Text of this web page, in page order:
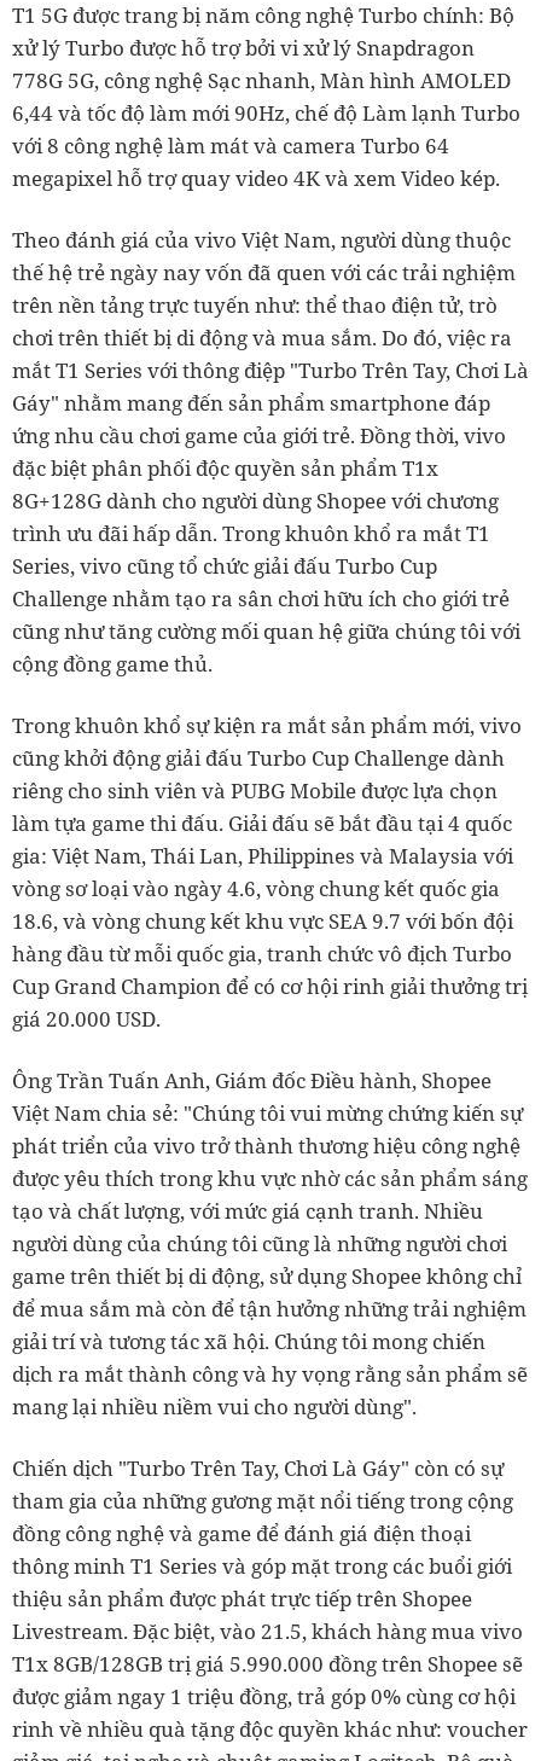
T1 5G được trang bị năm công nghệ Turbo chính: Bộ
xử lý Turbo được hỗ trợ bởi vi xử lý Snapdragon
778G 5G, công nghệ Sạc nhanh, Màn hình AMOLED
6,44 và tốc độ làm mới 90Hz, chế độ Làm lạnh Turbo
với 8 công nghệ làm mát và camera Turbo 64
megapixel hỗ trợ quay video 4K và xem Video kép.
Theo đánh giá của vivo Việt Nam, người dùng thuộc
thế hệ trẻ ngày nay vốn đã quen với các trải nghiệm
trên nền tảng trực tuyến như: thể thao điện tử, trò
chơi trên thiết bị di động và mua sắm. Do đó, việc ra
mắt T1 Series với thông điệp "Turbo Trên Tay, Chơi Là
Gáy" nhằm mang đến sản phẩm smartphone đáp
ứng nhu cầu chơi game của giới trẻ. Đồng thời, vivo
đặc biệt phân phối độc quyền sản phẩm T1x
8G+128G dành cho người dùng Shopee với chương
trình ưu đãi hấp dẫn. Trong khuôn khổ ra mắt T1
Series, vivo cũng tổ chức giải đấu Turbo Cup
Challenge nhằm tạo ra sân chơi hữu ích cho giới trẻ
cũng như tăng cường mối quan hệ giữa chúng tôi với
cộng đồng game thủ.
Trong khuôn khổ sự kiện ra mắt sản phẩm mới, vivo
cũng khởi động giải đấu Turbo Cup Challenge dành
riêng cho sinh viên và PUBG Mobile được lựa chọn
làm tựa game thi đấu. Giải đấu sẽ bắt đầu tại 4 quốc
gia: Việt Nam, Thái Lan, Philippines và Malaysia với
vòng sơ loại vào ngày 4.6, vòng chung kết quốc gia
18.6, và vòng chung kết khu vực SEA 9.7 với bốn đội
hàng đầu từ mỗi quốc gia, tranh chức vô địch Turbo
Cup Grand Champion để có cơ hội rinh giải thưởng trị
giá 20.000 USD.
Ông Trần Tuấn Anh, Giám đốc Điều hành, Shopee
Việt Nam chia sẻ: "Chúng tôi vui mừng chứng kiến sự
phát triển của vivo trở thành thương hiệu công nghệ
được yêu thích trong khu vực nhờ các sản phẩm sáng
tạo và chất lượng, với mức giá cạnh tranh. Nhiều
người dùng của chúng tôi cũng là những người chơi
game trên thiết bị di động, sử dụng Shopee không chỉ
để mua sắm mà còn để tận hưởng những trải nghiệm
giải trí và tương tác xã hội. Chúng tôi mong chiến
dịch ra mắt thành công và hy vọng rằng sản phẩm sẽ
mang lại nhiều niềm vui cho người dùng".
Chiến dịch "Turbo Trên Tay, Chơi Là Gáy" còn có sự
tham gia của những gương mặt nổi tiếng trong cộng
đồng công nghệ và game để đánh giá điện thoại
thông minh T1 Series và góp mặt trong các buổi giới
thiệu sản phẩm được phát trực tiếp trên Shopee
Livestream. Đặc biệt, vào 21.5, khách hàng mua vivo
T1x 8GB/128GB trị giá 5.990.000 đồng trên Shopee sẽ
được giảm ngay 1 triệu đồng, trả góp 0% cùng cơ hội
rinh về nhiều quà tặng độc quyền khác như: voucher